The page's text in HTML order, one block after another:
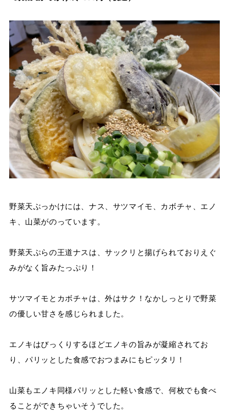
野菜天ぶっかけには、ナス、サツマイモ、カボチャ、エノ
キ、山菜がのっています。
野菜天ぷらの王道ナスは、サックリと揚げられておりえぐ
みがなく旨みたっぷり！
サツマイモとカボチャは、外はサク！なかしっとりで野菜
の優しい甘さを感じられました。
エノキはびっくりするほどエノキの旨みが凝縮されてお
り、パリッとした食感でおつまみにもピッタリ！
山菜もエノキ同様パリッとした軽い食感で、何枚でも食べ
ることができちゃいそうでした。